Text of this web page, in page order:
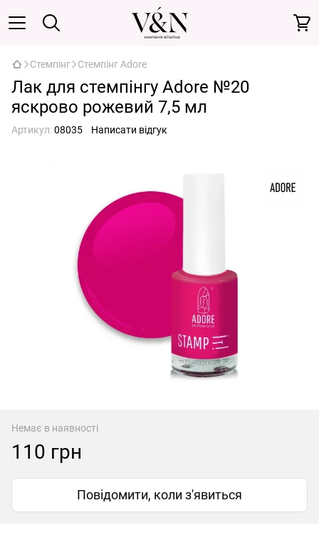
Стемпінг Стемпінг Adore
Лак для стемпінгу Adore №20
яскрово рожевий 7,5 мл
Артикул:08035 Написати відгук
Немає в наявності
110 грн
Повідомити, коли з'явиться